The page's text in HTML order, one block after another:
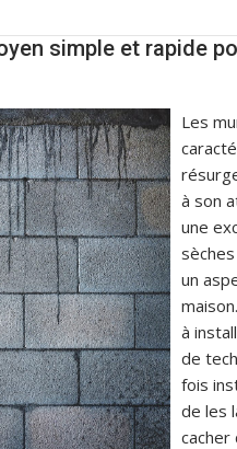
simple et rapide
Les
à son
une
un
à
de
fois
de les